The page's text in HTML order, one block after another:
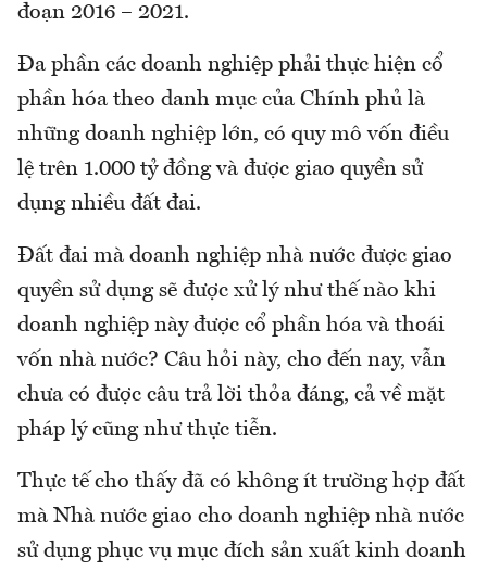
đoạn 2016 – 2021.
Đa phần các doanh nghiệp phải thực hiện cổ
phần hóa theo danh mục của Chính phủ là
những doanh nghiệp lớn, có quy mô vốn điều
lệ trên 1.000 tỷ đồng và được giao quyền sử
dụng nhiều đất đai.
Đất đai mà doanh nghiệp nhà nước được giao
quyền sử dụng sẽ được xử lý như thế nào khi
doanh nghiệp này được cổ phần hóa và thoái
vốn nhà nước? Câu hỏi này, cho đến nay, vẫn
chưa có được câu trả lời thỏa đáng, cả về mặt
pháp lý cũng như thực tiễn.
Thực tế cho thấy đã có không ít trường hợp đất
mà Nhà nước giao cho doanh nghiệp nhà nước
sử dụng phục vụ mục đích sản xuất kinh doanh